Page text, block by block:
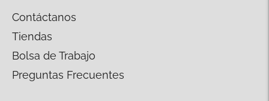
Contáctanos
Tiendas
Bolsa de Trabajo
Preguntas Frecuentes